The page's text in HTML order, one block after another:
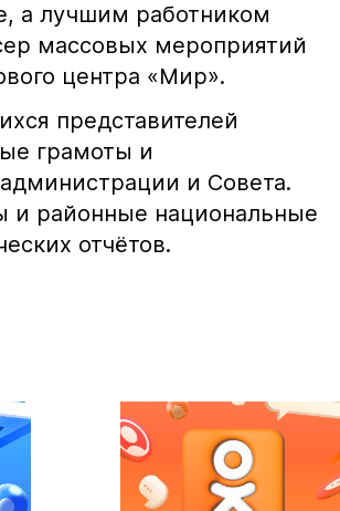
а лучшим работником
массовых мероприятий
центра «Мир».
представителей
грамоты и
и Совета.
и районные национальные
отчётов.